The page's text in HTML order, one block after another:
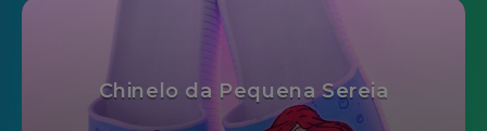
Chinelo da Pequena Sereia